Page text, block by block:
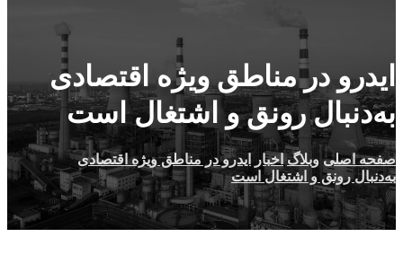
ایدرو در مناطق ویژه اقتصادی
به‌دنبال رونق و اشتغال است
صفحه اصلی وبلاگ اخبار
ایدرو در مناطق ویژه اقتصادی
به‌دنبال رونق و اشتغال است